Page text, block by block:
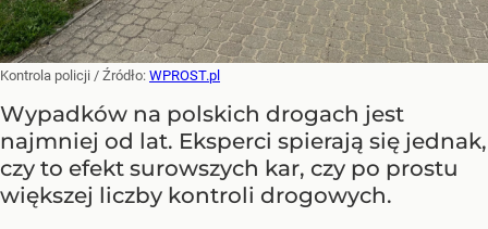
Kontrola policji / Źródło: WPROST.pl
Wypadków na polskich drogach jest
najmniej od lat. Eksperci spierają się jednak,
czy to efekt surowszych kar, czy po prostu
większej liczby kontroli drogowych.